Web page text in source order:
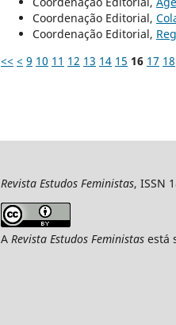
Coordenação Editorial,
Coordenação Editorial,
<< < 9 10 11 12 13 14 15 16 17 18
Revista Estudos Feministas, ISSN
A Revista Estudos Feministas está